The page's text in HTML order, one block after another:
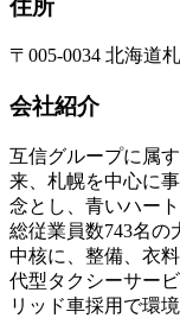
住所
〒005-0034 北海道
会社紹介
互信グループに属
来、札幌を中心に
念とし、青いハー
総従業員数743名の
中核に、整備、衣
代型タクシーサー
リッド車採用で環